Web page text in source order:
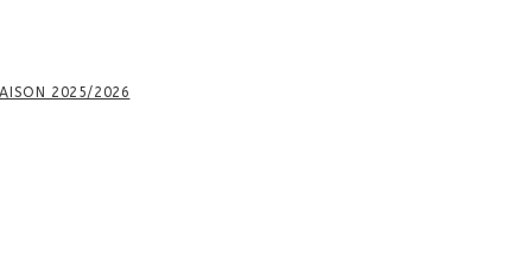
2025/2026